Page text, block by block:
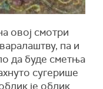
овој смо­три
па и
да бу­де смет­ња
су­ге­ри­ше
је об­лик